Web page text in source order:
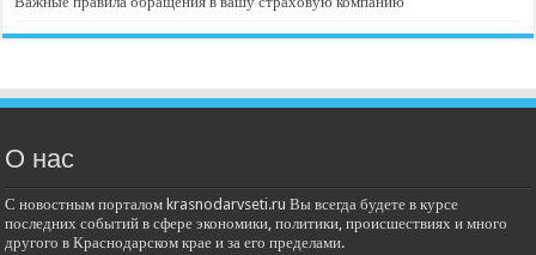
О нас
С новостным порталом krasnodarvseti.ru Вы всегда будете в курсе
последних событий в сфере экономики, политики, происшествиях и много
другого в Краснодарском крае и за его пределами.